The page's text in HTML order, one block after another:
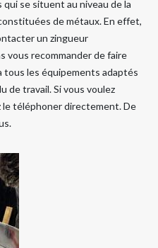
se situent au niveau de la
de métaux. En effet,
un zingueur
vous recommander de faire
tous les équipements adaptés
de travail. Si vous voulez
téléphoner directement. De